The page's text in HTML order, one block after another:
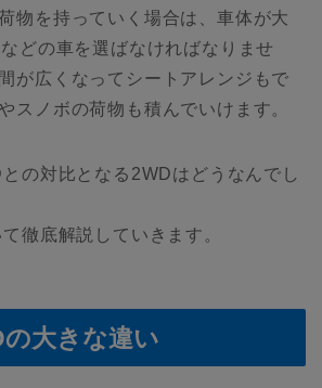
物を持っていく場合は、車体が大
どの車を選ばなければなりませ
が広くなってシートアレンジもで
スノボの荷物も積んでいけます。
の対比となる2WDはどうなんでし
徹底解説していきます。
大きな違い